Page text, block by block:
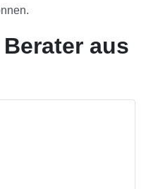
aus